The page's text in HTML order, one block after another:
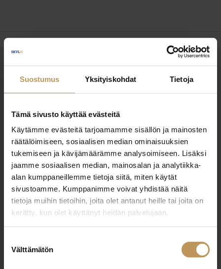
Suostumus Yksityiskohdat Tietoja
Tämä sivusto käyttää evästeitä
Käytämme evästeitä tarjoamamme sisällön ja mainosten
räätälöimiseen, sosiaalisen median ominaisuuksien
tukemiseen ja kävijämäärämme analysoimiseen. Lisäksi
jaamme sosiaalisen median, mainosalan ja analytiikka-
alan kumppaneillemme tietoja siitä, miten käytät
sivustoamme. Kumppanimme voivat yhdistää näitä
tietoja muihin tietoihin, joita olet antanut heille tai joita on
kerätty, kun olet käyttänyt heidän palvelujaan.
valinta
Välttämätön
Miten voin auttaa
Jätä yhteystietosi, niin otan yhteyttä
Jukka Ruskola
0408459581
jukka.ruskola@oulunarvokiinteistot.fi